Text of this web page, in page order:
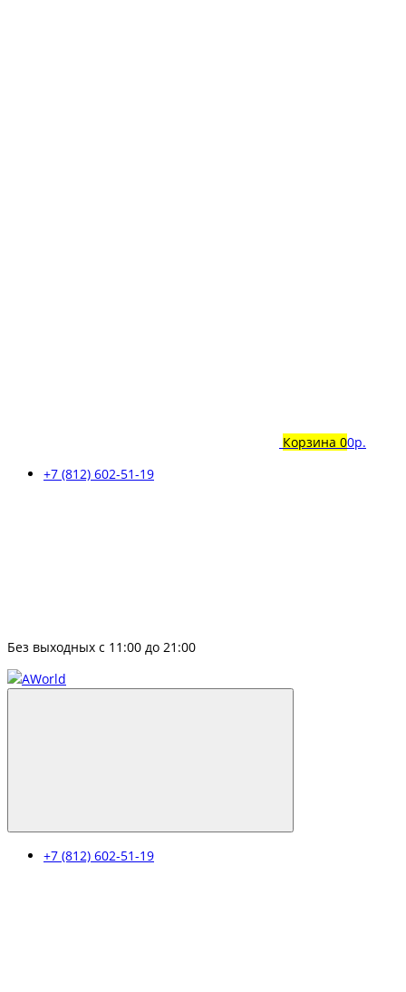
Корзина 00р.
+7 (812) 602-51-19
Без выходных с 11:00 до 21:00
+7 (812) 602-51-19